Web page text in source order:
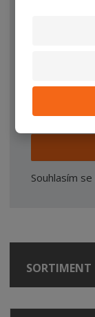
Souhlasím se
SORTIMENT